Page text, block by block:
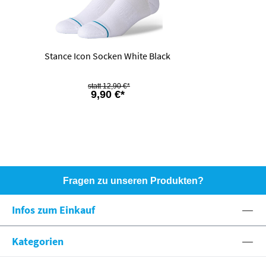
Stance Icon Socken White Black
9,90 €*
12,90 €*
Fragen zu unseren Produkten?
eshop@spexx.org
Infos zum Einkauf
Kategorien